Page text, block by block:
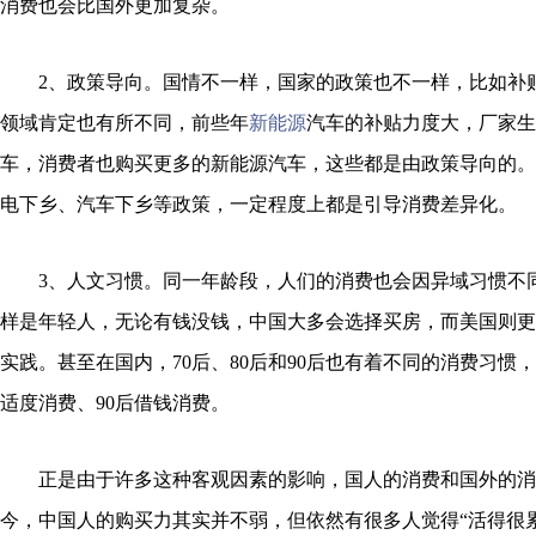
消费也会比国外更加复杂。
2、政策导向。国情不一样，国家的政策也不一样，比如补
领域肯定也有所不同，前些年新能源汽车的补贴力度大，厂家
车，消费者也购买更多的新能源汽车，这些都是由政策导向的
电下乡、汽车下乡等政策，一定程度上都是引导消费差异化。
3、人文习惯。同一年龄段，人们的消费也会因异域习惯不
样是年轻人，无论有钱没钱，中国大多会选择买房，而美国则
实践。甚至在国内，70后、80后和90后也有着不同的消费习惯
适度消费、90后借钱消费。
正是由于许多这种客观因素的影响，国人的消费和国外的
今，中国人的购买力其实并不弱，但依然有很多人觉得“活得很